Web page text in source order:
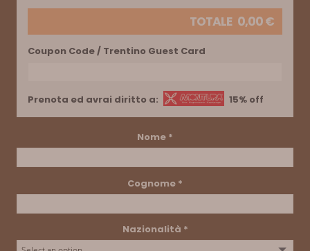
TOTALE 0,00€
Coupon Code / Trentino Guest Card
Prenota ed avrai diritto a: 15% off
Nome *
Cognome *
Nazionalità *